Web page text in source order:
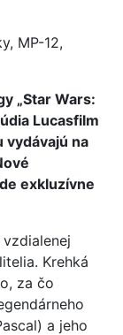
MP-12,
„Star Wars:
Lucasfilm
vydávajú na
exkluzívne
Krehká
za čo
a jeho